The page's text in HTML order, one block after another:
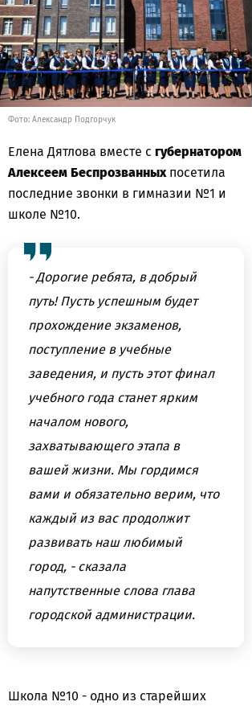
Фото: Александр Подгорчук
Елена Дятлова вместе с губернатором
Алексеем Беспрозванныхпосетила
последние звонки в гимназии №1 и
школе №10.
- Дорогие ребята, в добрый
путь! Пусть успешным будет
прохождение экзаменов,
поступление в учебные
заведения, и пусть этот финал
учебного года станет ярким
началом нового,
захватывающего этапа в
вашей жизни. Мы гордимся
вами и обязательно верим, что
каждый из вас продолжит
развивать наш любимый
город, - сказала
напутственные слова глава
городской администрации.
Школа №10 - одно из старейших